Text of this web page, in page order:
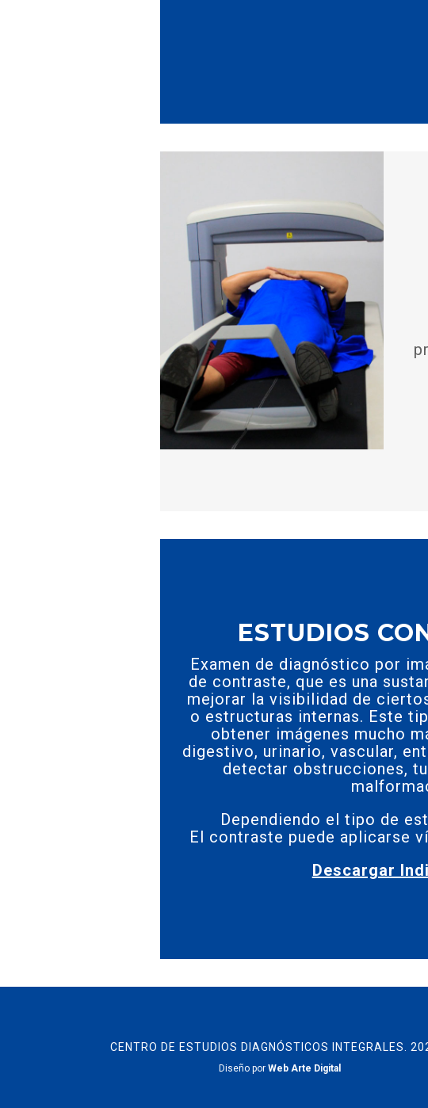
ESTUDIOS
Examen de diagnóstico por
de contraste, que es una
mejorar la visibilidad de
o estructuras internas. Este
obtener imágenes mucho
digestivo, urinario, vascular,
detectar obstrucciones,
Dependiendo el tipo de
El contraste puede aplicarse
Descargar
CENTRO DE ESTUDIOS DIAGNÓSTICOS INTEGRALES.
Diseño por Web Arte Digital